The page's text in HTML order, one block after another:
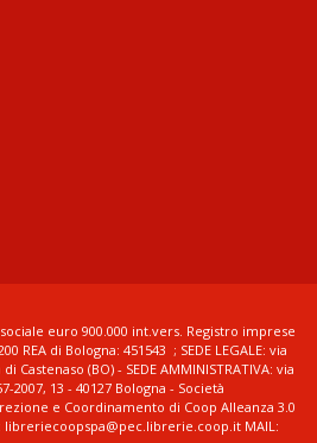
sociale euro 900.000 int.vers. Registro imprese
REA di Bologna: 451543 ; SEDE LEGALE: via
Castenaso (BO) - SEDE AMMINISTRATIVA: via
13 - 40127 Bologna - Società
e Coordinamento di Coop Alleanza 3.0
libreriecoopspa@pec.librerie.coop.it MAIL: